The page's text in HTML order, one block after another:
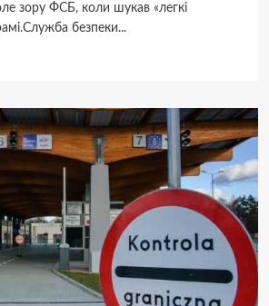
зору ФСБ, коли шукав «легкі
безпеки...